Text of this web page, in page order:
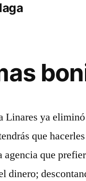
Linares ya
que
que
dinero;